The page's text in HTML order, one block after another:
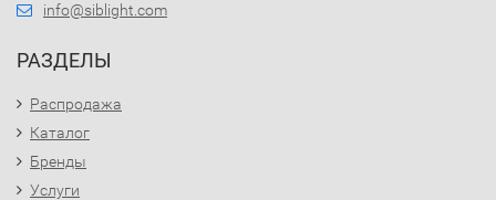
info@siblight.com
РАЗДЕЛЫ
Распродажа
Каталог
Бренды
Услуги